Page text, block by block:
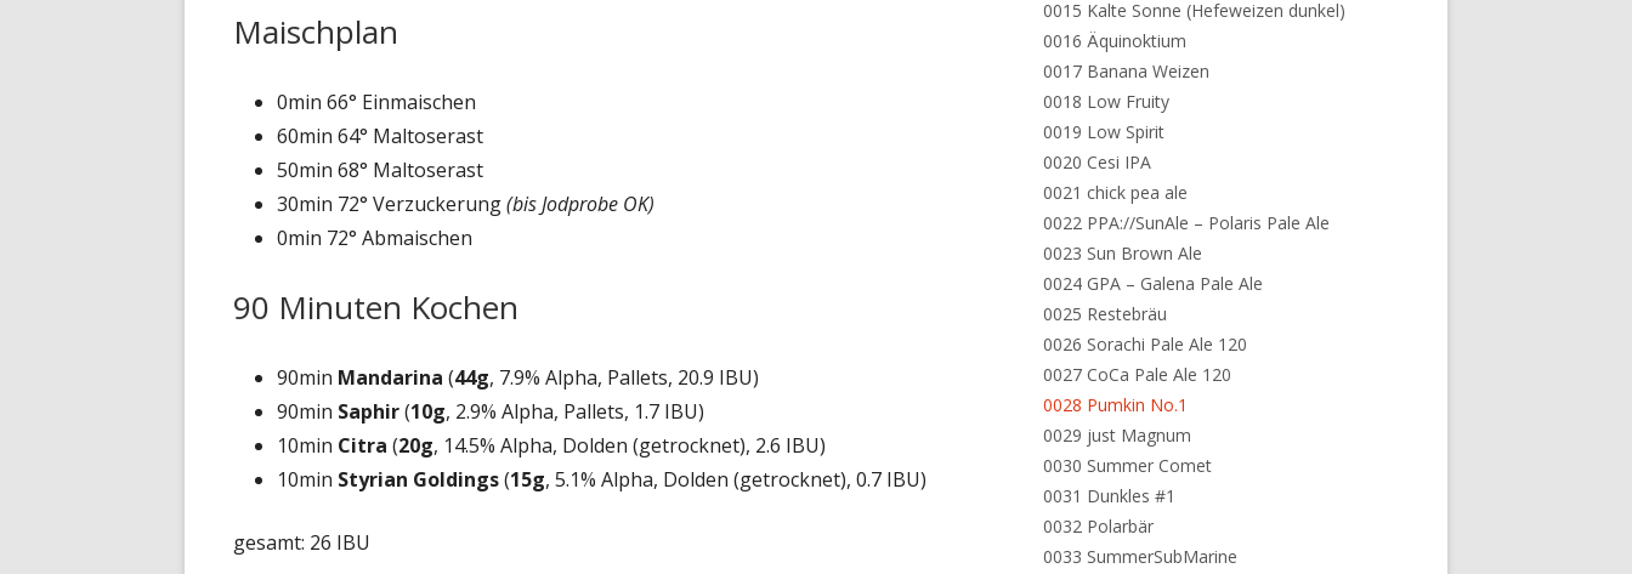
Maischplan
0min 66° Einmaischen
60min 64° Maltoserast
50min 68° Maltoserast
30min 72° Verzuckerung(bis Jodprobe OK)
0min 72° Abmaischen
90 Minuten Kochen
90min Mandarina (44g, 7.9% Alpha, Pallets, 20.9 IBU)
90min Saphir(10g, 2.9% Alpha, Pallets, 1.7 IBU)
10min Citra (20g, 14.5% Alpha, Dolden (getrocknet), 2.6 IBU)
10min Styrian Goldings(15g, 5.1% Alpha, Dolden (getrocknet), 0.7 IBU)
gesamt: 26 IBU
0015 Kalte Sonne (Hefeweizen dunkel)
0016 Äquinoktium
0017 Banana Weizen
0018 Low Fruity
0019 Low Spirit
0020 Cesi IPA
0021 chick pea ale
0022 PPA://SunAle – Polaris Pale Ale
0023 Sun Brown Ale
0024 GPA – Galena Pale Ale
0025 Restebräu
0026 Sorachi Pale Ale 120
0027 CoCa Pale Ale 120
0028 Pumkin No.1
0029 just Magnum
0030 Summer Comet
0031 Dunkles #1
0032 Polarbär
0033 SummerSubMarine